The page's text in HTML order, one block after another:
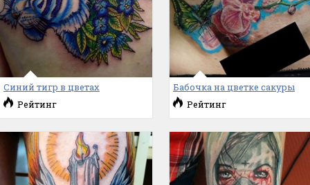
Синий тигр в цветах
Рейтинг
Бабочка на цветке сакуры
Рейтинг